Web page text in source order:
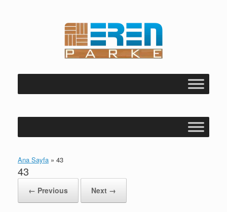
Ana Sayfa » 43
43
← Previous Next →